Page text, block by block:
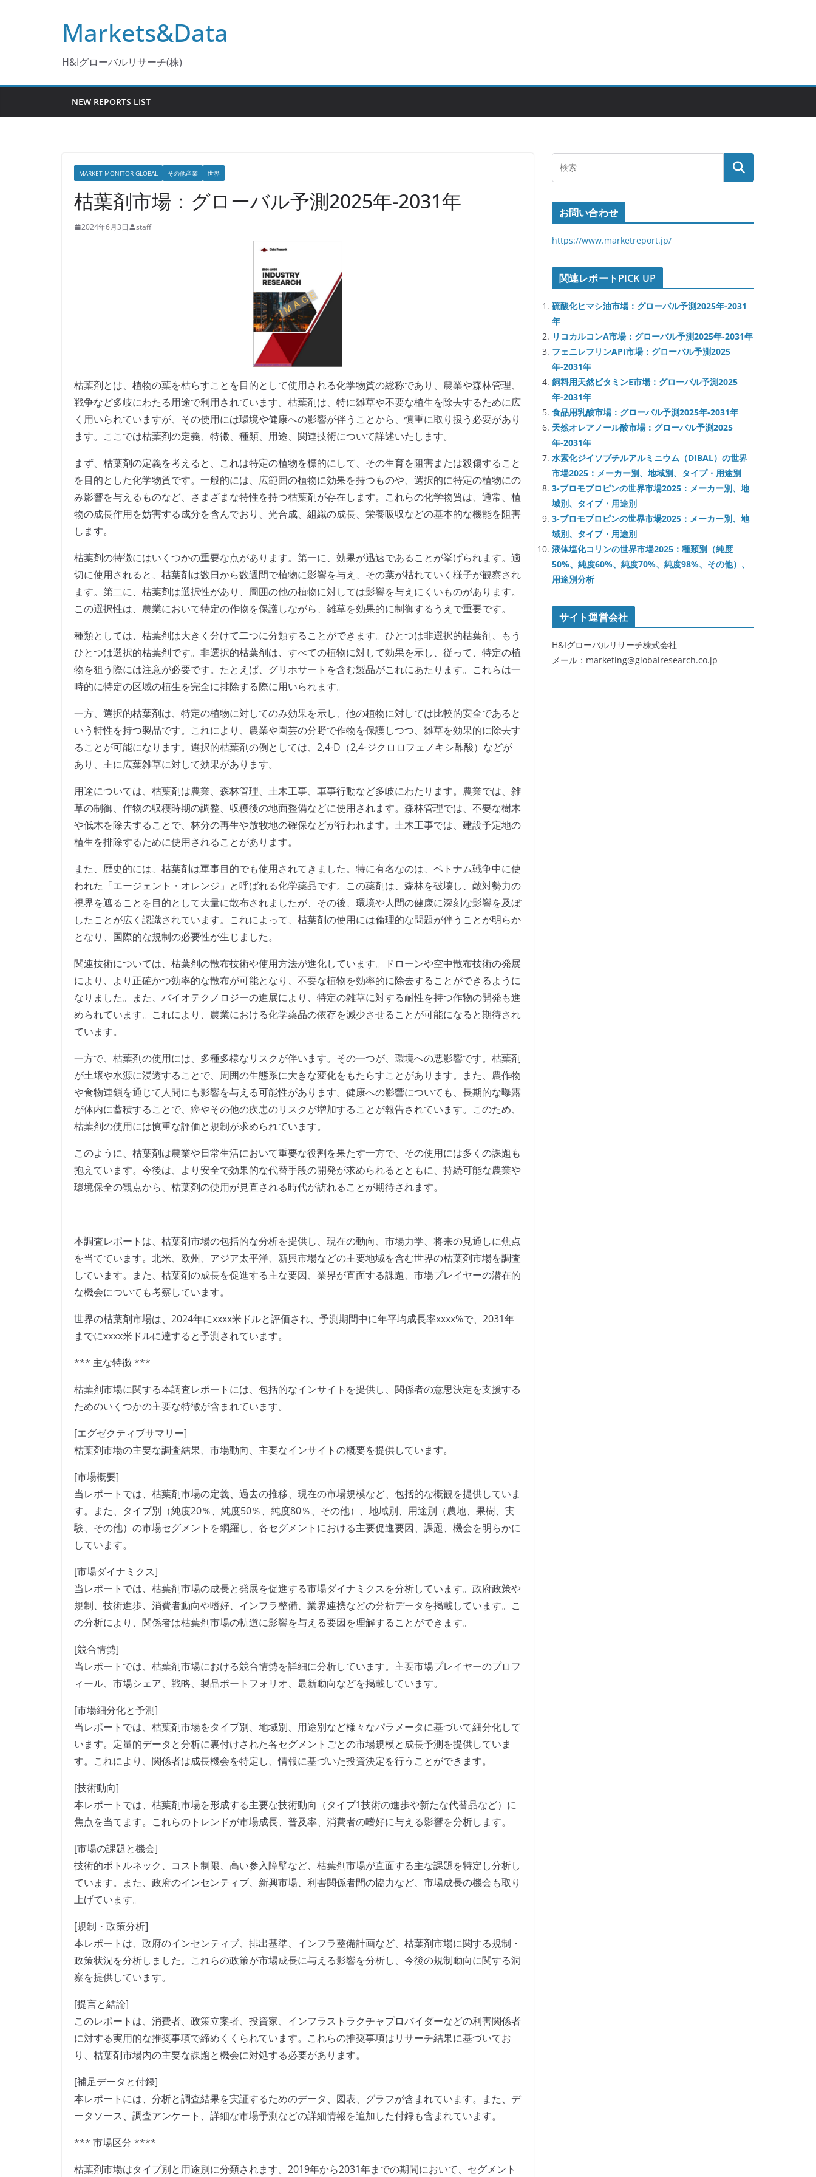
Markets&Data
H&Iグローバルリサーチ(株)
NEW REPORTS LIST
MARKET MONITOR GLOBAL その他産業 世界
枯葉剤市場：グローバル予測2025年-2031年
2024年6月3日 staff
枯葉剤とは、植物の葉を枯らすことを目的として使用される化学物質の総称であり、農業や森林管理、
戦争など多岐にわたる用途で利用されています。枯葉剤は、特に雑草や不要な植生を除去するために広
く用いられていますが、その使用には環境や健康への影響が伴うことから、慎重に取り扱う必要があり
ます。ここでは枯葉剤の定義、特徴、種類、用途、関連技術について詳述いたします。
まず、枯葉剤の定義を考えると、これは特定の植物を標的にして、その生育を阻害または殺傷すること
を目的とした化学物質です。一般的には、広範囲の植物に効果を持つものや、選択的に特定の植物にの
み影響を与えるものなど、さまざまな特性を持つ枯葉剤が存在します。これらの化学物質は、通常、植
物の成長作用を妨害する成分を含んでおり、光合成、組織の成長、栄養吸収などの基本的な機能を阻害
します。
枯葉剤の特徴にはいくつかの重要な点があります。第一に、効果が迅速であることが挙げられます。適
切に使用されると、枯葉剤は数日から数週間で植物に影響を与え、その葉が枯れていく様子が観察され
ます。第二に、枯葉剤は選択性があり、周囲の他の植物に対しては影響を与えにくいものがあります。
この選択性は、農業において特定の作物を保護しながら、雑草を効果的に制御するうえで重要です。
種類としては、枯葉剤は大きく分けて二つに分類することができます。ひとつは非選択的枯葉剤、もう
ひとつは選択的枯葉剤です。非選択的枯葉剤は、すべての植物に対して効果を示し、従って、特定の植
物を狙う際には注意が必要です。たとえば、グリホサートを含む製品がこれにあたります。これらは一
時的に特定の区域の植生を完全に排除する際に用いられます。
一方、選択的枯葉剤は、特定の植物に対してのみ効果を示し、他の植物に対しては比較的安全であると
いう特性を持つ製品です。これにより、農業や園芸の分野で作物を保護しつつ、雑草を効果的に除去す
ることが可能になります。選択的枯葉剤の例としては、2,4-D（2,4-ジクロロフェノキシ酢酸）などが
あり、主に広葉雑草に対して効果があります。
用途については、枯葉剤は農業、森林管理、土木工事、軍事行動など多岐にわたります。農業では、雑
草の制御、作物の収穫時期の調整、収穫後の地面整備などに使用されます。森林管理では、不要な樹木
や低木を除去することで、林分の再生や放牧地の確保などが行われます。土木工事では、建設予定地の
植生を排除するために使用されることがあります。
また、歴史的には、枯葉剤は軍事目的でも使用されてきました。特に有名なのは、ベトナム戦争中に使
われた「エージェント・オレンジ」と呼ばれる化学薬品です。この薬剤は、森林を破壊し、敵対勢力の
視界を遮ることを目的として大量に散布されましたが、その後、環境や人間の健康に深刻な影響を及ぼ
したことが広く認識されています。これによって、枯葉剤の使用には倫理的な問題が伴うことが明らか
となり、国際的な規制の必要性が生じました。
関連技術については、枯葉剤の散布技術や使用方法が進化しています。ドローンや空中散布技術の発展
により、より正確かつ効率的な散布が可能となり、不要な植物を効率的に除去することができるように
なりました。また、バイオテクノロジーの進展により、特定の雑草に対する耐性を持つ作物の開発も進
められています。これにより、農業における化学薬品の依存を減少させることが可能になると期待され
ています。
一方で、枯葉剤の使用には、多種多様なリスクが伴います。その一つが、環境への悪影響です。枯葉剤
が土壌や水源に浸透することで、周囲の生態系に大きな変化をもたらすことがあります。また、農作物
や食物連鎖を通じて人間にも影響を与える可能性があります。健康への影響についても、長期的な曝露
が体内に蓄積することで、癌やその他の疾患のリスクが増加することが報告されています。このため、
枯葉剤の使用には慎重な評価と規制が求められています。
このように、枯葉剤は農業や日常生活において重要な役割を果たす一方で、その使用には多くの課題も
抱えています。今後は、より安全で効果的な代替手段の開発が求められるとともに、持続可能な農業や
環境保全の観点から、枯葉剤の使用が見直される時代が訪れることが期待されます。
本調査レポートは、枯葉剤市場の包括的な分析を提供し、現在の動向、市場力学、将来の見通しに焦点
を当てています。北米、欧州、アジア太平洋、新興市場などの主要地域を含む世界の枯葉剤市場を調査
しています。また、枯葉剤の成長を促進する主な要因、業界が直面する課題、市場プレイヤーの潜在的
な機会についても考察しています。
世界の枯葉剤市場は、2024年にxxxx米ドルと評価され、予測期間中に年平均成長率xxxx%で、2031年
までにxxxx米ドルに達すると予測されています。
*** 主な特徴 ***
枯葉剤市場に関する本調査レポートには、包括的なインサイトを提供し、関係者の意思決定を支援する
ためのいくつかの主要な特徴が含まれています。
[エグゼクティブサマリー]
枯葉剤市場の主要な調査結果、市場動向、主要なインサイトの概要を提供しています。
[市場概要]
当レポートでは、枯葉剤市場の定義、過去の推移、現在の市場規模など、包括的な概観を提供していま
す。また、タイプ別（純度20％、純度50％、純度80％、その他）、地域別、用途別（農地、果樹、実
験、その他）の市場セグメントを網羅し、各セグメントにおける主要促進要因、課題、機会を明らかに
しています。
[市場ダイナミクス]
当レポートでは、枯葉剤市場の成長と発展を促進する市場ダイナミクスを分析しています。政府政策や
規制、技術進歩、消費者動向や嗜好、インフラ整備、業界連携などの分析データを掲載しています。こ
の分析により、関係者は枯葉剤市場の軌道に影響を与える要因を理解することができます。
[競合情勢]
当レポートでは、枯葉剤市場における競合情勢を詳細に分析しています。主要市場プレイヤーのプロフ
ィール、市場シェア、戦略、製品ポートフォリオ、最新動向などを掲載しています。
[市場細分化と予測]
当レポートでは、枯葉剤市場をタイプ別、地域別、用途別など様々なパラメータに基づいて細分化して
います。定量的データと分析に裏付けされた各セグメントごとの市場規模と成長予測を提供していま
す。これにより、関係者は成長機会を特定し、情報に基づいた投資決定を行うことができます。
[技術動向]
本レポートでは、枯葉剤市場を形成する主要な技術動向（タイプ1技術の進歩や新たな代替品など）に
焦点を当てます。これらのトレンドが市場成長、普及率、消費者の嗜好に与える影響を分析します。
[市場の課題と機会]
技術的ボトルネック、コスト制限、高い参入障壁など、枯葉剤市場が直面する主な課題を特定し分析し
ています。また、政府のインセンティブ、新興市場、利害関係者間の協力など、市場成長の機会も取り
上げています。
[規制・政策分析]
本レポートは、政府のインセンティブ、排出基準、インフラ整備計画など、枯葉剤市場に関する規制・
政策状況を分析しました。これらの政策が市場成長に与える影響を分析し、今後の規制動向に関する洞
察を提供しています。
[提言と結論]
このレポートは、消費者、政策立案者、投資家、インフラストラクチャプロバイダーなどの利害関係者
に対する実用的な推奨事項で締めくくられています。これらの推奨事項はリサーチ結果に基づいてお
り、枯葉剤市場内の主要な課題と機会に対処する必要があります。
[補足データと付録]
本レポートには、分析と調査結果を実証するためのデータ、図表、グラフが含まれています。また、デ
ータソース、調査アンケート、詳細な市場予測などの詳細情報を追加した付録も含まれています。
*** 市場区分 ****
枯葉剤市場はタイプ別と用途別に分類されます。2019年から2031年までの期間において、セグメント
お問い合わせ
https://www.marketreport.jp/
関連レポートPICK UP
硫酸化ヒマシ油市場：グローバル予測2025年-2031
年
リコカルコンA市場：グローバル予測2025年-2031年
フェニレフリンAPI市場：グローバル予測2025
年-2031年
飼料用天然ビタミンE市場：グローバル予測2025
年-2031年
食品用乳酸市場：グローバル予測2025年-2031年
天然オレアノール酸市場：グローバル予測2025
年-2031年
水素化ジイソブチルアルミニウム（DIBAL）の世界
市場2025：メーカー別、地域別、タイプ・用途別
3-ブロモプロピンの世界市場2025：メーカー別、地
域別、タイプ・用途別
3-ブロモプロピンの世界市場2025：メーカー別、地
域別、タイプ・用途別
液体塩化コリンの世界市場2025：種類別（純度
50%、純度60%、純度70%、純度98%、その他）、
用途別分析
サイト運営会社
H&Iグローバルリサーチ株式会社
メール：marketing@globalresearch.co.jp